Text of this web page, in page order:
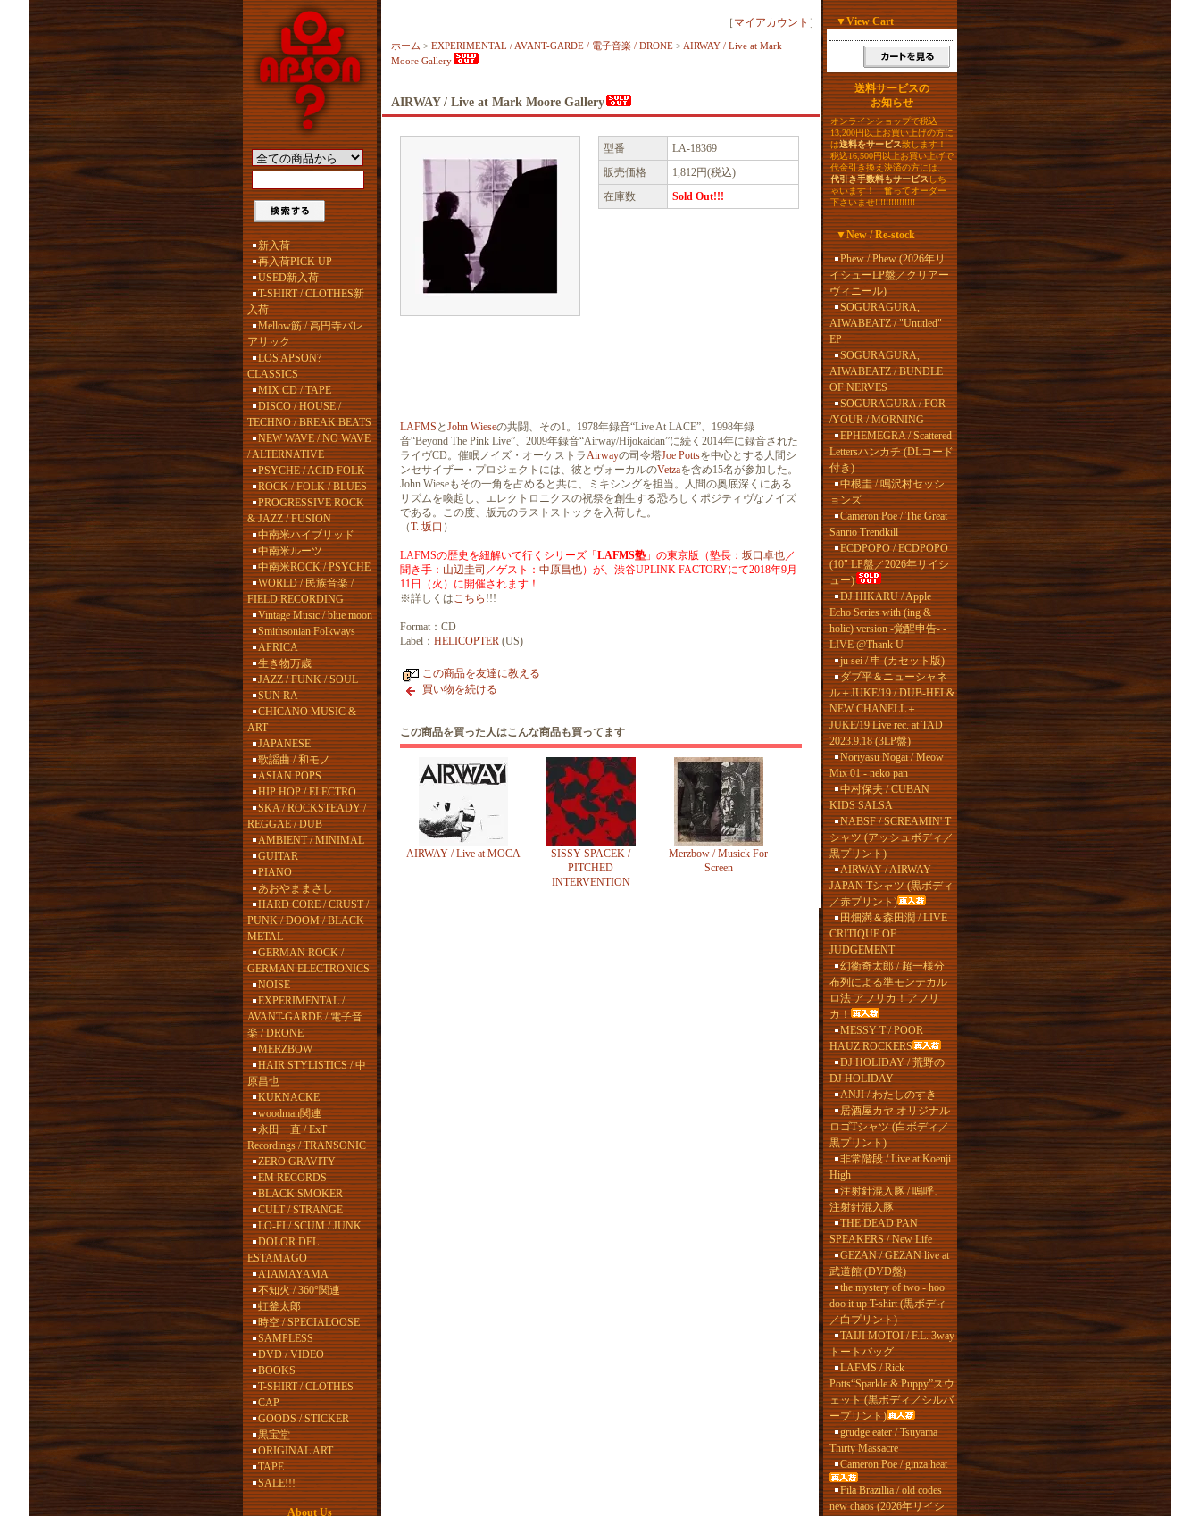
新入荷
再入荷PICK UP
USED新入荷
T-SHIRT / CLOTHES新
入荷
Mellow筋 / 高円寺バレ
アリック
LOS APSON?
CLASSICS
MIX CD / TAPE
DISCO / HOUSE /
TECHNO / BREAK BEATS
NEW WAVE / NO WAVE
/ ALTERNATIVE
PSYCHE / ACID FOLK
ROCK / FOLK / BLUES
PROGRESSIVE ROCK
& JAZZ / FUSION
中南米ハイブリッド
中南米ルーツ
中南米ROCK / PSYCHE
WORLD / 民族音楽 /
FIELD RECORDING
Vintage Music / blue moon
Smithsonian Folkways
AFRICA
生き物万歳
JAZZ / FUNK / SOUL
SUN RA
CHICANO MUSIC &
ART
JAPANESE
歌謡曲 / 和モノ
ASIAN POPS
HIP HOP / ELECTRO
SKA / ROCKSTEADY /
REGGAE / DUB
AMBIENT / MINIMAL
GUITAR
PIANO
あおやままさし
HARD CORE / CRUST /
PUNK / DOOM / BLACK
METAL
GERMAN ROCK /
GERMAN ELECTRONICS
NOISE
EXPERIMENTAL /
AVANT-GARDE / 電子音
楽 / DRONE
MERZBOW
HAIR STYLISTICS / 中
原昌也
KUKNACKE
woodman関連
永田一直 / ExT
Recordings / TRANSONIC
ZERO GRAVITY
EM RECORDS
BLACK SMOKER
CULT / STRANGE
LO-FI / SCUM / JUNK
DOLOR DEL
ESTAMAGO
ATAMAYAMA
不知火 / 360°関連
虹釜太郎
時空 / SPECIALOOSE
SAMPLESS
DVD / VIDEO
BOOKS
T-SHIRT / CLOTHES
CAP
GOODS / STICKER
黒宝堂
ORIGINAL ART
TAPE
SALE!!!
About Us
［ マイアカウント ］
ホーム > EXPERIMENTAL / AVANT-GARDE / 電子音楽 / DRONE > AIRWAY / Live at Mark
Moore Gallery
AIRWAY / Live at Mark Moore Gallery
型番
LA-18369
販売価格
1,812円(税込)
在庫数
Sold Out!!!
LAFMS と John Wieseの共闘、その1。1978年録音“Live At LACE”、1998年録
音“Beyond The Pink Live”、2009年録音“Airway/Hijokaidan”に続く2014年に録音された
ライヴCD。催眠ノイズ・オーケストラAirwayの司令塔Joe Pottsを中心とする人間シ
ンセサイザー・プロジェクトには、彼とヴォーカルのVetzaを含め15名が参加した。
John Wieseもその一角を占めると共に、ミキシングを担当。人間の奥底深くにある
リズムを喚起し、エレクトロニクスの祝祭を創生する恐ろしくポジティヴなノイズ
である。この度、版元のラストストックを入荷した。
（T. 坂口 ）
LAFMSの歴史を紐解いて行くシリーズ「 LAFMS塾 」の東京版（塾長： 坂口卓也／
聞き手： 山辺圭司 ／ゲスト： 中原昌也）が、渋谷UPLINK FACTORYにて2018年9月
11日（火）に開催されます！
※詳しくはこちら !!!
Format：CD
Label： HELICOPTER (US)
この商品を友達に教える
買い物を続ける
この商品を買った人はこんな商品も買ってます
AIRWAY / Live at MOCA
SISSY SPACEK /
PITCHED
INTERVENTION
Merzbow / Musick For
Screen
▼View Cart
送料サービスの
お知らせ
オンラインショップで税込
13,200円以上お買い上げの方に
は送料をサービス致します！
税込16,500円以上お買い上げで
代金引き換え決済の方には、
代引き手数料もサービスしち
ゃいます！ 奮ってオーダー
下さいませ!!!!!!!!!!!!!!!
▼New / Re-stock
Phew / Phew (2026年リ
イシューLP盤／クリアー
ヴィニール)
SOGURAGURA,
AIWABEATZ / "Untitled"
EP
SOGURAGURA,
AIWABEATZ / BUNDLE
OF NERVES
SOGURAGURA / FOR
/YOUR / MORNING
EPHEMEGRA / Scattered
Lettersハンカチ (DLコード
付き)
中根圭 / 鳴沢村セッシ
ョンズ
Cameron Poe / The Great
Sanrio Trendkill
ECDPOPO / ECDPOPO
(10" LP盤／2026年リイシ
ュー)
DJ HIKARU / Apple
Echo Series with (ing &
holic) version -覚醒申告- -
LIVE @Thank U-
ju sei / 申 (カセット版)
ダブ平＆ニューシャネ
ル＋JUKE/19 / DUB-HEI &
NEW CHANELL＋
JUKE/19 Live rec. at TAD
2023.9.18 (3LP盤)
Noriyasu Nogai / Meow
Mix 01 - neko pan
中村保夫 / CUBAN
KIDS SALSA
NABSF / SCREAMIN' T
シャツ (アッシュボディ／
黒プリント)
AIRWAY / AIRWAY
JAPAN Tシャツ (黒ボディ
／赤プリント)
田畑満＆森田潤 / LIVE
CRITIQUE OF
JUDGEMENT
幻衛奇太郎 / 超一様分
布列による準モンテカル
ロ法 アフリカ！アフリ
カ！
MESSY T / POOR
HAUZ ROCKERS
DJ HOLIDAY / 荒野の
DJ HOLIDAY
ANJI / わたしのすき
居酒屋カヤ オリジナル
ロゴTシャツ (白ボディ／
黒プリント)
非常階段 / Live at Koenji
High
注射針混入豚 / 嗚呼、
注射針混入豚
THE DEAD PAN
SPEAKERS / New Life
GEZAN / GEZAN live at
武道館 (DVD盤)
the mystery of two - hoo
doo it up T-shirt (黒ボディ
／白プリント)
TAIJI MOTOI / F.L. 3way
トートバッグ
LAFMS / Rick
Potts“Sparkle & Puppy”スウ
ェット (黒ボディ／シルバ
ープリント)
grudge eater / Tsuyama
Thirty Massacre
Cameron Poe / ginza heat
Fila Brazillia / old codes
new chaos (2026年リイシ